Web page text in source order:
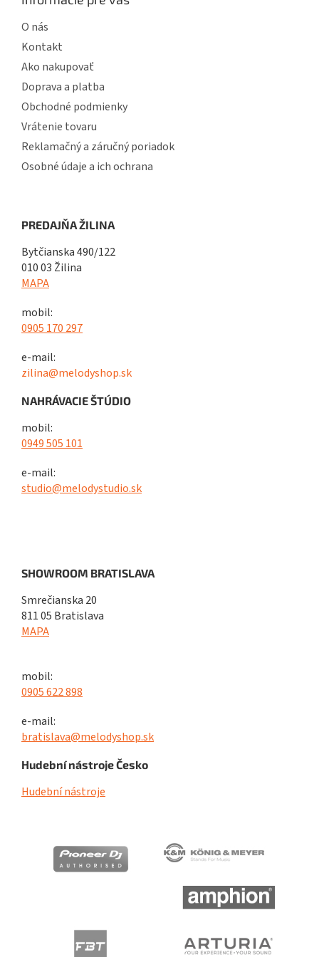
O nás
Kontakt
Ako nakupovať
Doprava a platba
Obchodné podmienky
Vrátenie tovaru
Reklamačný a záručný poriadok
Osobné údaje a ich ochrana
PREDAJŇA ŽILINA
Bytčianska 490/122
010 03 Žilina
MAPA
mobil:
0905 170 297
e-mail:
zilina@melodyshop.sk
NAHRÁVACIE ŠTÚDIO
mobil:
0949 505 101
e-mail:
studio@melodystudio.sk
SHOWROOM BRATISLAVA
Smrečianska 20
811 05 Bratislava
MAPA
mobil:
0905 622 898
e-mail:
bratislava@melodyshop.sk
Hudební nástroje Česko
Hudební nástroje